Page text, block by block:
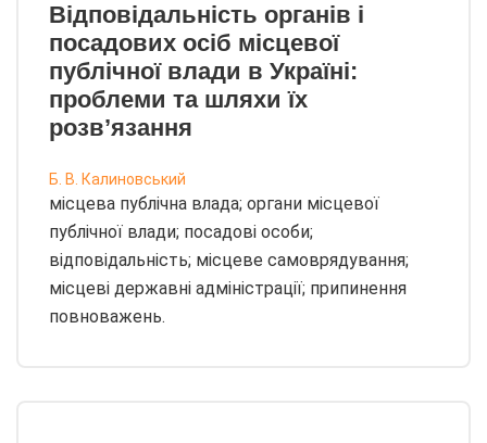
Відповідальність органів і
посадових осіб місцевої
публічної влади в Україні:
проблеми та шляхи їх
розв’язання
Б. В. Калиновський
місцева публічна влада; органи місцевої
публічної влади; посадові особи;
відповідальність; місцеве самоврядування;
місцеві державні адміністрації; припинення
повноважень.